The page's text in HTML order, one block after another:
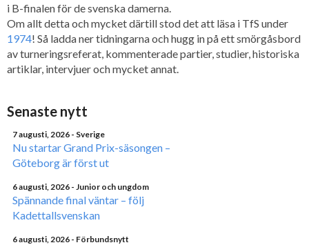
i B-finalen för de svenska damerna.
Om allt detta och mycket därtill stod det att läsa i TfS under
1974! Så ladda ner tidningarna och hugg in på ett smörgåsbord
av turneringsreferat, kommenterade partier, studier, historiska
artiklar, intervjuer och mycket annat.
Senaste nytt
7 augusti, 2026 - Sverige
Nu startar Grand Prix-säsongen –
Göteborg är först ut
6 augusti, 2026 - Junior och ungdom
Spännande final väntar – följ
Kadettallsvenskan
6 augusti, 2026 - Förbundsnytt